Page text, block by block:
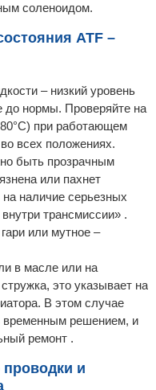
соленоидом.
ATF –
– низкий уровень
до нормы. Проверяйте на
при работающем
всех положениях.
быть прозрачным
или пахнет
наличие серьезных
трансмиссии» .
или мутное –
в масле или на
это указывает на
В этом случае
временным решением, и
ремонт .
и